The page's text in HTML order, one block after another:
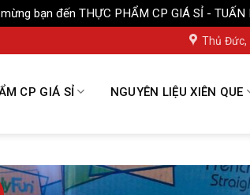
bạn đến THỰC PHẨM CP GIÁ SỈ - TUẤN
Thủ Đức,
CP GIÁ SỈ NGUYÊN LIỆU XIÊN QUE